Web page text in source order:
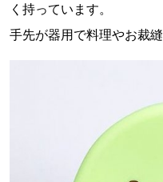
く持っています。
手先が器用で料理やお裁